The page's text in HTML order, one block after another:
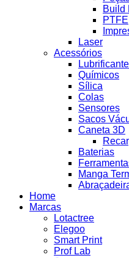
Build
PTFE
Laser
Acessórios
Químicos
Sílica
Colas
Sensores
Sacos
Caneta 3D
Baterias
Manga
Home
Marcas
Lotactree
Elegoo
Smart Print
Prof Lab